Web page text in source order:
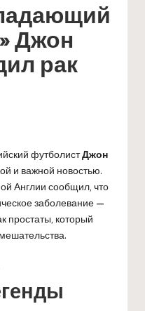
Джон
рак
футболистДжон
и важной новостью.
Англии сообщил, что
заболевание —
простаты, который